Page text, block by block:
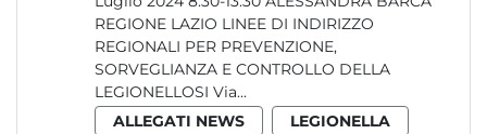
REGIONE LAZIO LINEE DI INDIRIZZO
REGIONALI PER PREVENZIONE,
SORVEGLIANZA E CONTROLLO DELLA
LEGIONELLOSI Via...
ALLEGATI NEWS
LEGIONELLA